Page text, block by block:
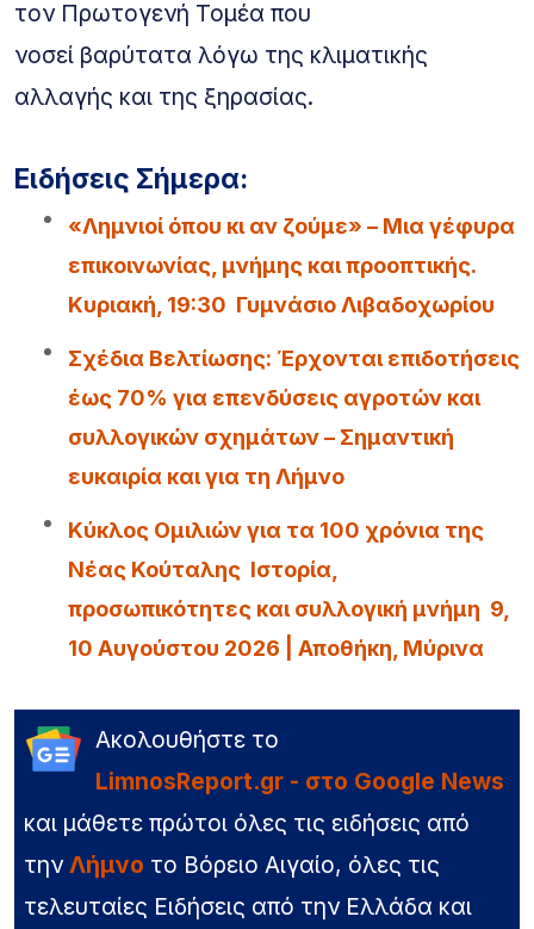
τον Πρωτογενή Τομέα που
νοσεί βαρύτατα λόγω της κλιματικής
αλλαγής και της ξηρασίας.
Ειδήσεις Σήμερα:
«Λημνιοί όπου κι αν ζούμε» – Μια γέφυρα
επικοινωνίας, μνήμης και προοπτικής.
Κυριακή, 19:30 Γυμνάσιο Λιβαδοχωρίου
Σχέδια Βελτίωσης: Έρχονται επιδοτήσεις
έως 70% για επενδύσεις αγροτών και
συλλογικών σχημάτων – Σημαντική
ευκαιρία και για τη Λήμνο
Κύκλος Ομιλιών για τα 100 χρόνια της
Νέας Κούταλης Ιστορία,
προσωπικότητες και συλλογική μνήμη 9,
10 Αυγούστου 2026 | Αποθήκη, Μύρινα
Ακολουθήστε το
LimnosReport.gr - στο Google News
και μάθετε πρώτοι όλες τις ειδήσεις από
την Λήμνο το Βόρειο Αιγαίο, όλες τις
τελευταίες Ειδήσεις από την Ελλάδα και